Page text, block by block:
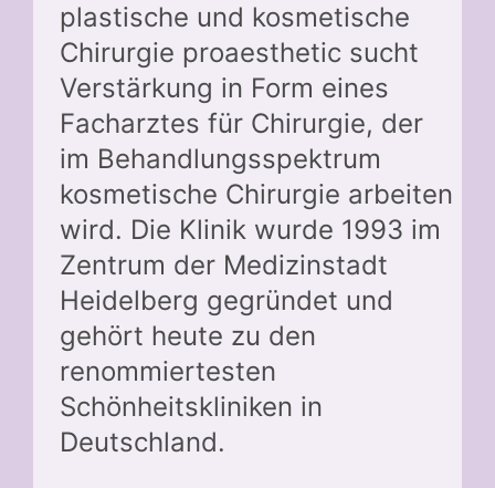
plastische und kosmetische
Chirurgie proaesthetic sucht
Verstärkung in Form eines
Facharztes für Chirurgie, der
im Behandlungsspektrum
kosmetische Chirurgie arbeiten
wird. Die Klinik wurde 1993 im
Zentrum der Medizinstadt
Heidelberg gegründet und
gehört heute zu den
renommiertesten
Schönheitskliniken in
Deutschland.